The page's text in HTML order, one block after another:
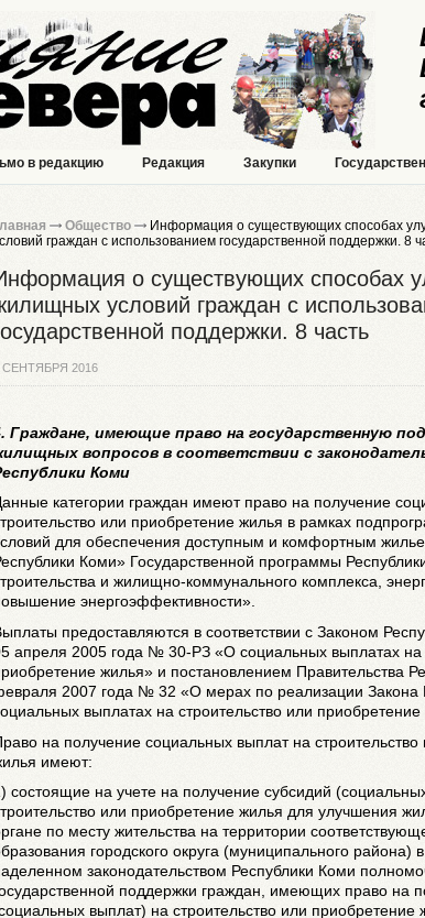
в редакцию Редакция Закупки
Общество
Информация о существующих способах
граждан с использованием государственной поддержки. 8
о существующих способах
условий граждан с
поддержки. 8 часть
СЕНТЯБРЯ 2016
Граждане, имеющие право на государственную
вопросов в соответствии с
Коми
категории граждан имеют право на получение
или приобретение жилья в рамках
для обеспечения доступным и комфортным
Коми» Государственной программы
и жилищно-коммунального комплекса,
энергоэффективности».
предоставляются в соответствии с Законом
апреля 2005 года № 30-РЗ «О социальных выплатах на
жилья» и постановлением Правительства
2007 года № 32 «О мерах по реализации Закона
выплатах на строительство или приобретение
на получение социальных выплат на
имеют:
состоящие на учете на получение субсидий
или приобретение жилья для улучшения
по месту жительства на территории
городского округа (муниципального района)
законодательством Республики Коми
поддержки граждан, имеющих право на
выплат) на строительство или приобретение